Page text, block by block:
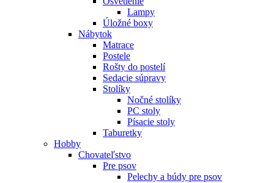
Lampy
Úložné boxy
Nábytok
Matrace
Postele
Rošty do postelí
Sedacie súpravy
Stolíky
Nočné stolíky
PC stoly
Písacie stoly
Taburetky
Hobby
Chovateľstvo
Pre psov
Pelechy a búdy pre psov